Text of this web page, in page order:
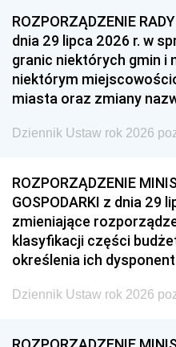
ROZPORZĄDZENIE
dnia 29 lipca 2026 r. w
granic niektórych gmin i
niektórym
miasta oraz zmiany
Dziennik Ustaw rok 2026
ROZPORZĄDZENIE
GOSPODARKI z dnia 29
zmieniające
klasyfikacji części
określenia ich
Dziennik Ustaw rok 2026